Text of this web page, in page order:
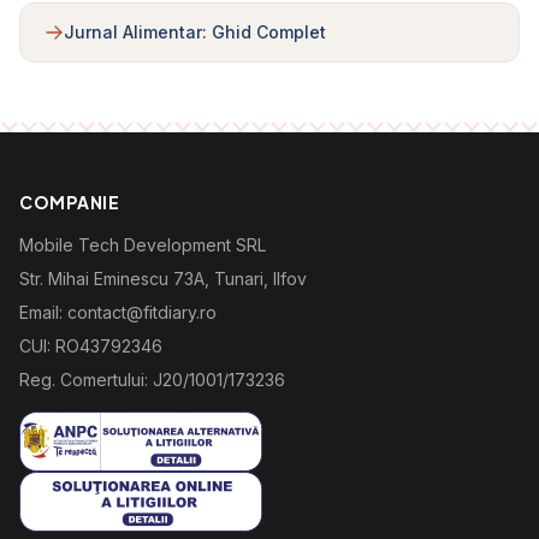
Jurnal Alimentar: Ghid Complet
COMPANIE
Mobile Tech Development SRL
Str. Mihai Eminescu 73A, Tunari, Ilfov
Email: contact@fitdiary.ro
CUI: RO43792346
Reg. Comertului: J20/1001/173236